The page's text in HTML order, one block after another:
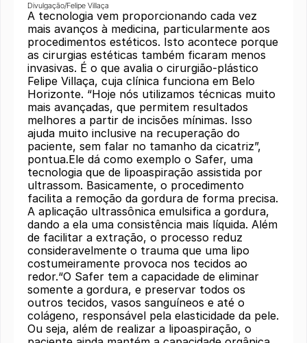
Divulgação/Felipe Villaça
A tecnologia vem proporcionando cada vez
mais avanços à medicina, particularmente aos
procedimentos estéticos. Isto acontece porque
as cirurgias estéticas também ficaram menos
invasivas. É o que avalia o cirurgião-plástico
Felipe Villaça, cuja clínica funciona em Belo
Horizonte. “Hoje nós utilizamos técnicas muito
mais avançadas, que permitem resultados
melhores a partir de incisões mínimas. Isso
ajuda muito inclusive na recuperação do
paciente, sem falar no tamanho da cicatriz”,
pontua.Ele dá como exemplo o Safer, uma
tecnologia que de lipoaspiração assistida por
ultrassom. Basicamente, o procedimento
facilita a remoção da gordura de forma precisa.
A aplicação ultrassônica emulsifica a gordura,
dando a ela uma consistência mais líquida. Além
de facilitar a extração, o processo reduz
consideravelmente o trauma que uma lipo
costumeiramente provoca nos tecidos ao
redor.“O Safer tem a capacidade de eliminar
somente a gordura, e preservar todos os
outros tecidos, vasos sanguíneos e até o
colágeno, responsável pela elasticidade da pele.
Ou seja, além de realizar a lipoaspiração, o